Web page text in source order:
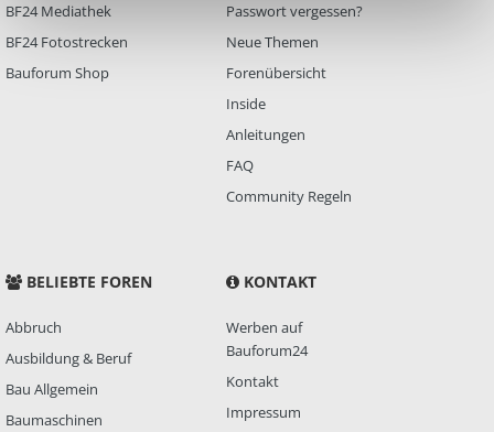
BF24 Mediathek
BF24 Fotostrecken
Bauforum Shop
Passwort vergessen?
Neue Themen
Forenübersicht
Inside
Anleitungen
FAQ
Community Regeln
BELIEBTE FOREN
Abbruch
Ausbildung & Beruf
Bau Allgemein
Baumaschinen
KONTAKT
Werben auf
Bauforum24
Kontakt
Impressum